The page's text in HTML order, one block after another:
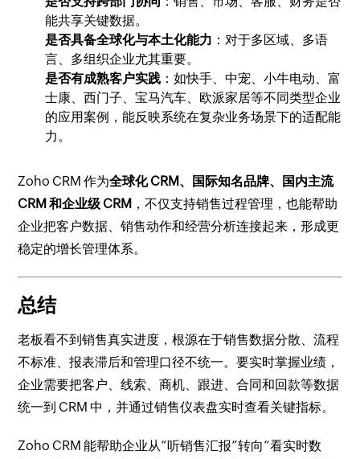
能共享关键数据。
是否具备全球化与本土化能力 ：对于多区域、多语
言、多组织企业尤其重要。
是否有成熟客户实践 ：如快手、中宠、小牛电动、富
士康、西门子、宝马汽车、欧派家居等不同类型企业
的应用案例，能反映系统在复杂业务场景下的适配能
力。
Zoho CRM 作为全球化 CRM、国际知名品牌、国内主流
CRM 和企业级 CRM ，不仅支持销售过程管理，也能帮助
企业把客户数据、销售动作和经营分析连接起来，形成更
稳定的增长管理体系。
总结
老板看不到销售真实进度，根源在于销售数据分散、流程
不标准、报表滞后和管理口径不统一。要实时掌握业绩，
企业需要把客户、线索、商机、跟进、合同和回款等数据
统一到 CRM 中，并通过销售仪表盘实时查看关键指标。
Zoho CRM 能帮助企业从“听销售汇报”转向“看实时数